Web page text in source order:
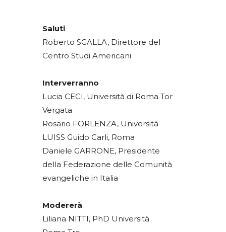
Saluti
Roberto SGALLA, Direttore del
Centro Studi Americani
Interverranno
Lucia CECI, Università di Roma Tor
Vergata
Rosario FORLENZA, Università
LUISS Guido Carli, Roma
Daniele GARRONE, Presidente
della Federazione delle Comunità
evangeliche in Italia
Modererà
Liliana NITTI, PhD Università